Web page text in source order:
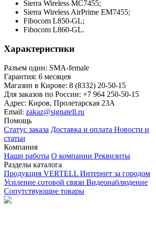
Sierra Wireless MC7455;
Sierra Wireless AirPrime EM7455;
Fibocom L850-GL;
Fibocom L860-GL.
Характеристики
Разъем один: SMA-female
Гарантия: 6 месяцев
Магазин в Кирове: 8 (8332) 20-50-15
Для заказов по России: +7 964 250-50-15
Адрес: Киров, Пролетарская 23А
Email: zakaz@signatell.ru
Помощь
Статус заказа Доставка и оплата Новости и
статьи
Компания
Наши работы О компании Реквизиты
Разделы каталога
Продукция VERTELL Интернет за городом
Усиление сотовой связи Видеонаблюдение
Сопутствующие товары